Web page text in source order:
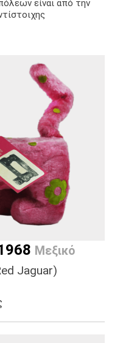
είναι από την
Μεξικό
Jaguar)